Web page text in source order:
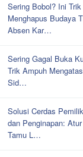
Sering Bobol? Ini
Menghapus Budaya
Absen Kar…
Sering Gagal Buka
Trik Ampuh
Sid…
Solusi Cerdas
dan Penginapan:
Tamu L…